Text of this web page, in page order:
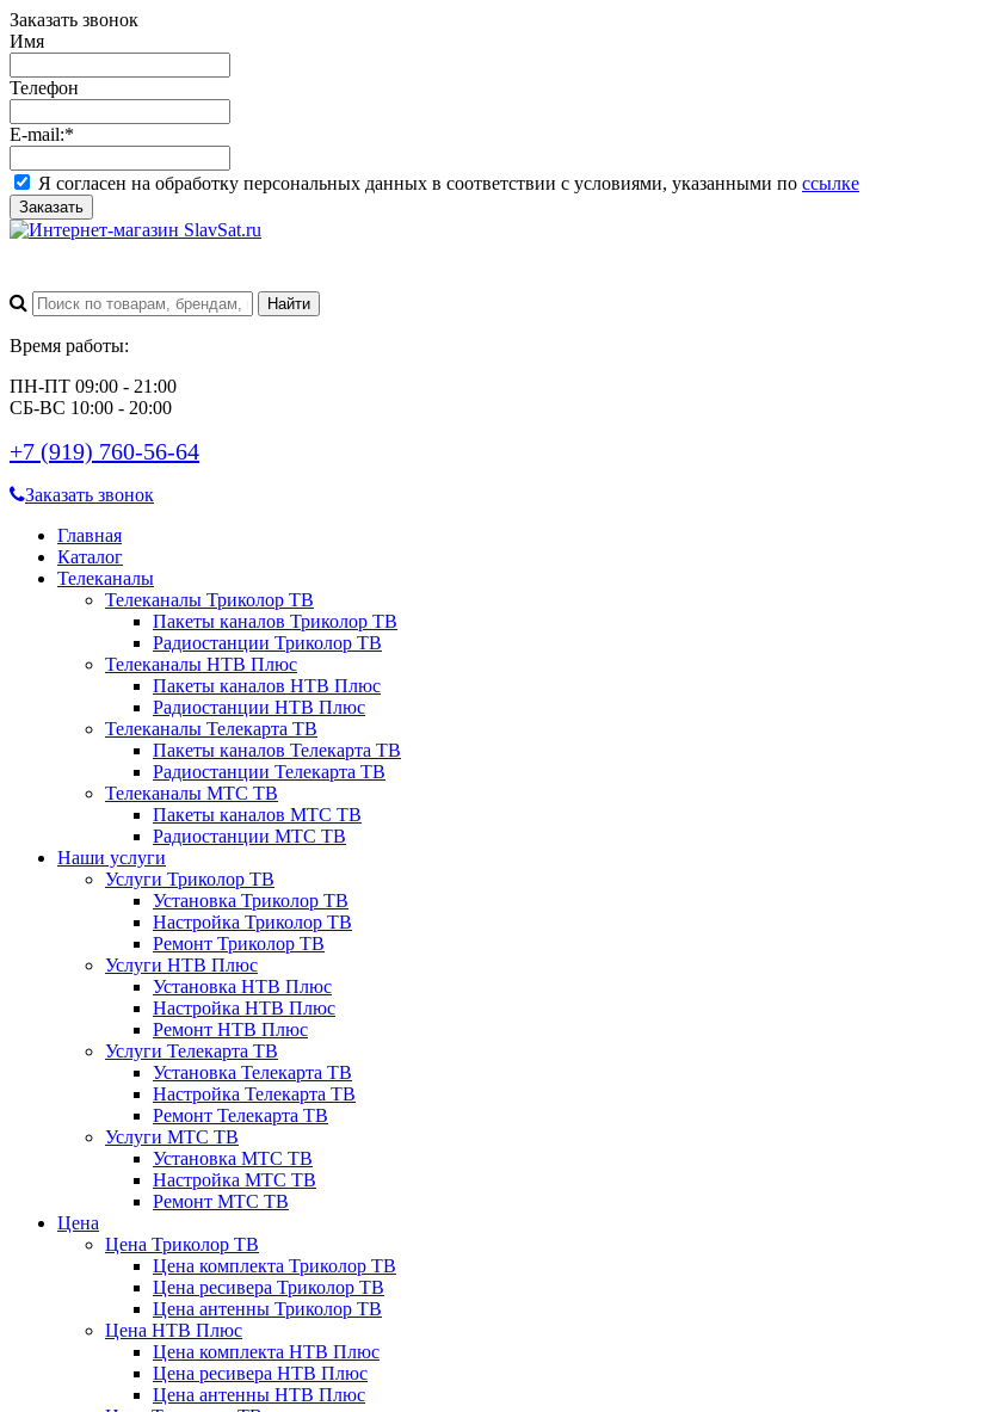
Заказать звонок
Имя
Телефон
E-mail:*
Я согласен на обработку персональных данных в соответствии с условиями, указанными по ссылке
Заказать
Время работы:
ПН-ПТ 09:00 - 21:00
СБ-ВС 10:00 - 20:00
+7 (919) 760-56-64
Заказать звонок
Главная
Каталог
Телеканалы
Телеканалы Триколор ТВ
Пакеты каналов Триколор ТВ
Радиостанции Триколор ТВ
Телеканалы НТВ Плюс
Пакеты каналов НТВ Плюс
Радиостанции НТВ Плюс
Телеканалы Телекарта ТВ
Пакеты каналов Телекарта ТВ
Радиостанции Телекарта ТВ
Телеканалы МТС ТВ
Пакеты каналов МТС ТВ
Радиостанции МТС ТВ
Наши услуги
Услуги Триколор ТВ
Установка Триколор ТВ
Настройка Триколор ТВ
Ремонт Триколор ТВ
Услуги НТВ Плюс
Установка НТВ Плюс
Настройка НТВ Плюс
Ремонт НТВ Плюс
Услуги Телекарта ТВ
Установка Телекарта ТВ
Настройка Телекарта ТВ
Ремонт Телекарта ТВ
Услуги МТС ТВ
Установка МТС ТВ
Настройка МТС ТВ
Ремонт МТС ТВ
Цена
Цена Триколор ТВ
Цена комплекта Триколор ТВ
Цена ресивера Триколор ТВ
Цена антенны Триколор ТВ
Цена НТВ Плюс
Цена комплекта НТВ Плюс
Цена ресивера НТВ Плюс
Цена антенны НТВ Плюс